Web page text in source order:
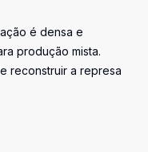
é densa e
produção mista.
reconstruir a represa